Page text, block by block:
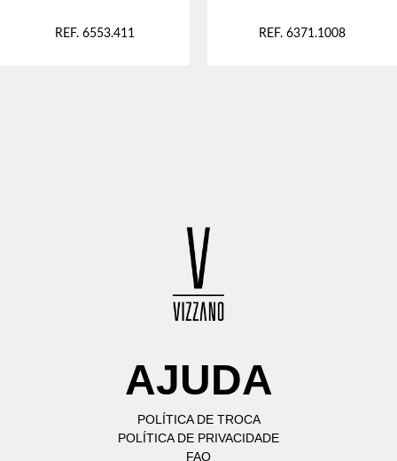
REF. 6553.411 REF. 6371.1008
AJUDA
POLÍTICA DE TROCA
POLÍTICA DE PRIVACIDADE
FAQ